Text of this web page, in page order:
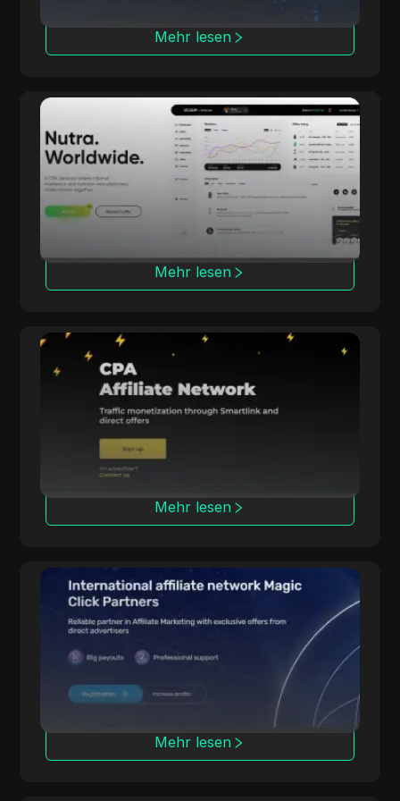
Mehr lesen
dr.cash
Mit 6 Jahren Erfahrung bietet dr.cash über
2000 Nutra-Produkte in 200 Regionen an,
einschließlich exotischer Standorte.
Mehr lesen
Datify.Link
Datify.Link bietet Affiliates tägliche
Auszahlungen und Werkzeuge für Multi-
Nischen-Kampagnen.
Mehr lesen
Magic Click
Magic Click arbeitet mit über 10.000 Partnern
zusammen und bietet über 500 iGaming-
Produkte durch starke Partnerschaften an.
Mehr lesen